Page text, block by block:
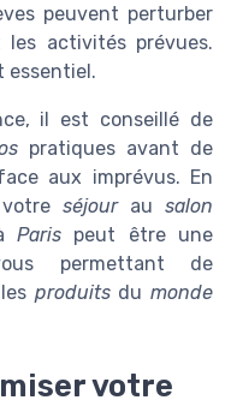
peuvent perturber
activités prévues.
essentiel.
il est conseillé de
pratiques avant de
aux imprévus. En
votreséjourau salon
Paris peut être une
permettant de
produitsdu monde
votre